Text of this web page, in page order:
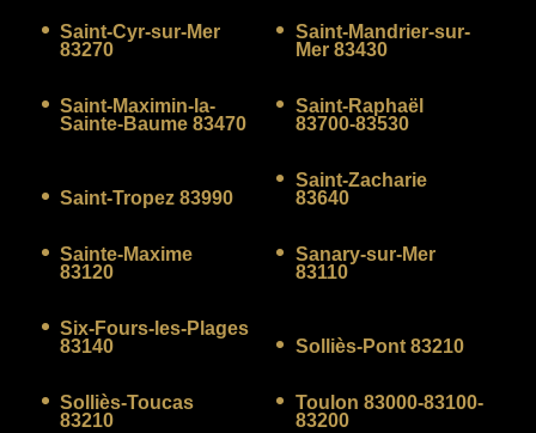
Saint-Cyr-sur-Mer
83270
Saint-Mandrier-sur-
Mer 83430
Saint-Maximin-la-
Sainte-Baume 83470
Saint-Raphaël
83700-83530
Saint-Tropez 83990
Saint-Zacharie
83640
Sainte-Maxime
83120
Sanary-sur-Mer
83110
Six-Fours-les-Plages
83140
Solliès-Pont 83210
Solliès-Toucas
83210
Toulon 83000-83100-
83200